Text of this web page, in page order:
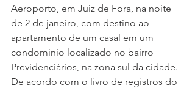
Aeroporto, em Juiz de Fora, na noite
de 2 de janeiro, com destino ao
apartamento de um casal em um
condomínio localizado no bairro
Previdenciários, na zona sul da cidade.
De acordo com o livro de registros do